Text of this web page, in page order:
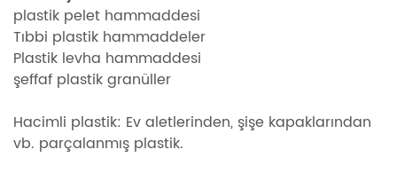
plastik pelet hammaddesi
Tıbbi plastik hammaddeler
Plastik levha hammaddesi
şeffaf plastik granüller
Hacimli plastik: Ev aletlerinden, şişe kapaklarından
vb. parçalanmış plastik.